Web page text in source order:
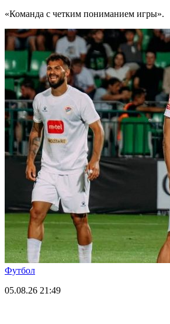
«Команда с четким пониманием игры».
Футбол
05.08.26 21:49